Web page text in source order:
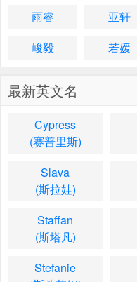
雨睿
亚轩
峻毅
若媛
最新英文名
Cypress
(赛普里斯)
Slava
(斯拉娃)
Staffan
(斯塔凡)
Stefanie